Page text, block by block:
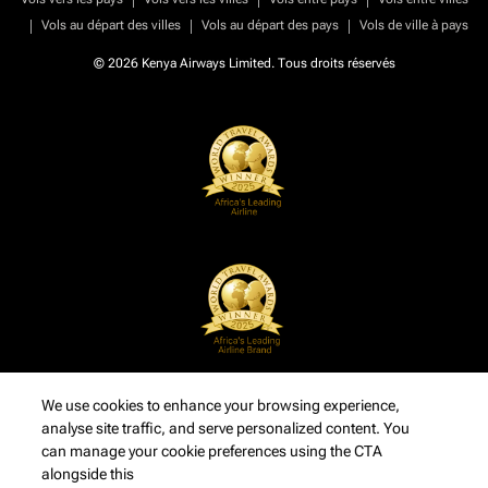
|
Vols au départ des villes | Vols au départ des pays | Vols de ville à pays
© 2026 Kenya Airways Limited. Tous droits réservés
We use cookies to enhance your browsing experience,
analyse site traffic, and serve personalized content. You
can manage your cookie preferences using the CTA
alongside this